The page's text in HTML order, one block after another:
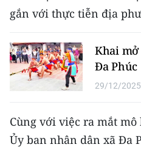
Media Du lịch
Media Thể thao
Media Giáo dục
Media Y tế
Media Khoa học - Công
gắn với thực tiễn địa
Khai
Đa Phúc
29/12/
Cùng với việc ra mắt
Ủy ban nhân dân xã Đa